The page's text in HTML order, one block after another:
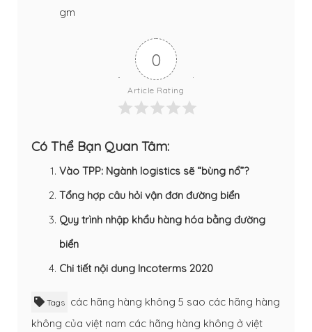
gm
0
Article Rating
Có Thể Bạn Quan Tâm:
Vào TPP: Ngành logistics sẽ “bùng nổ”?
Tổng hợp câu hỏi vận đơn đường biển
Quy trình nhập khẩu hàng hóa bằng đường
biển
Chi tiết nội dung Incoterms 2020
Tags các hãng hàng không 5 sao các hãng hàng
không của việt nam các hãng hàng không ở việt